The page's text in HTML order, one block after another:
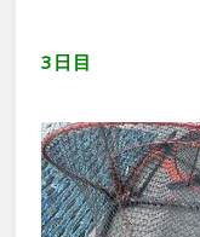
3日目